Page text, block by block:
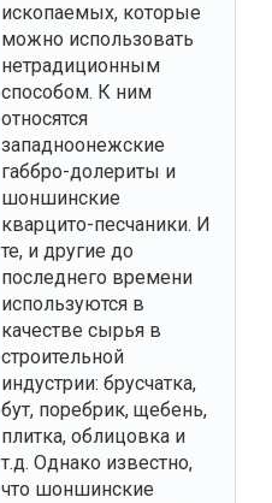
ископаемых, которые
можно использовать
нетрадиционным
способом. К ним
относятся
западноонежские
габбро-долериты и
шоншинские
кварцито-песчаники. И
те, и другие до
последнего времени
используются в
качестве сырья в
строительной
индустрии: брусчатка,
бут, поребрик, щебень,
плитка, облицовка и
т.д. Однако известно,
что шоншинские